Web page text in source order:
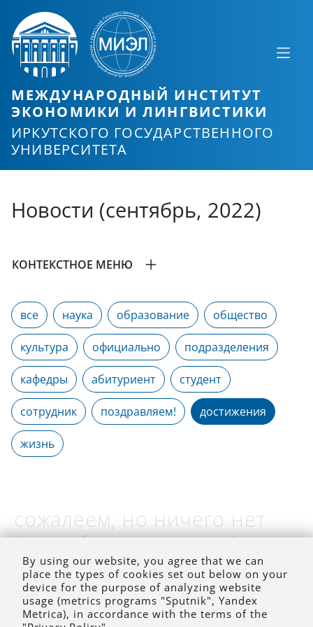
МЕЖДУНАРОДНЫЙ ИНСТИТУТ
ЭКОНОМИКИ И ЛИНГВИСТИКИ
ИРКУТСКОГО ГОСУДАРСТВЕННОГО
УНИВЕРСИТЕТА
Новости (сентябрь, 2022)
КОНТЕКСТНОЕ МЕНЮ
все наука образование общество
культура официально подразделения
кафедры абитуриент студент
сотрудник поздравляем! достижения
жизнь
сожалеем, но ничего нет
(на выбранное время)
By using our website, you agree that we can
place the types of cookies set out below on your
device for the purpose of analyzing website
usage (metrics programs "Sputnik", Yandex
Metrica), in accordance with the terms of the